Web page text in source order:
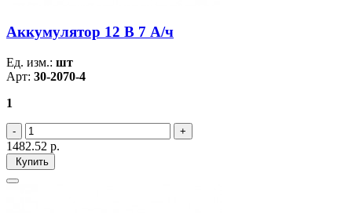
Аккумулятор 12 В 7 А/ч
Ед. изм.: шт
Арт: 30-2070-4
1
1482.52 р.
Купить